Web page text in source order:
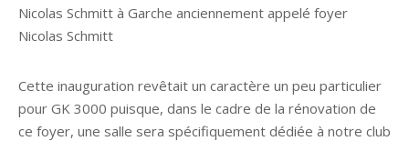
Nicolas Schmitt à Garche anciennement appelé foyer
Nicolas Schmitt
Cette inauguration revêtait un caractère un peu particulier
pour GK 3000 puisque, dans le cadre de la rénovation de
ce foyer, une salle sera spécifiquement dédiée à notre club